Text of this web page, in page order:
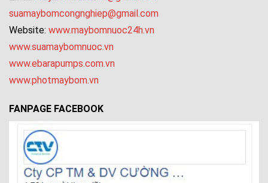
suamaybomcongnghiep@gmail.com
Website: www.maybomnuoc24h.vn
www.suamaybomnuoc.vn
www.ebarapumps.com.vn
www.photmaybom.vn
FANPAGE FACEBOOK